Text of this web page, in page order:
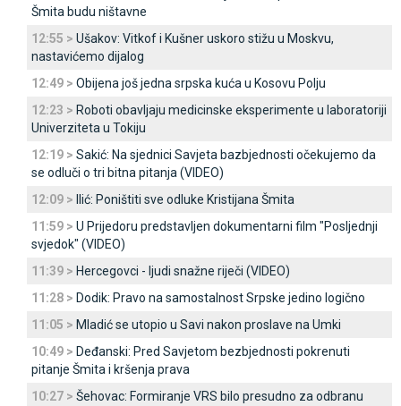
Šmita budu ništavne
12:55 > Ušakov: Vitkof i Kušner uskoro stižu u Moskvu,
nastavićemo dijalog
12:49 > Obijena još jedna srpska kuća u Kosovu Polju
12:23 > Roboti obavljaju medicinske eksperimente u laboratoriji
Univerziteta u Tokiju
12:19 > Sakić: Na sjednici Savjeta bazbjednosti očekujemo da
se odluči o tri bitna pitanja (VIDEO)
12:09 >
Ilić: Poništiti sve odluke Kristijana Šmita
11:59 > U Prijedoru predstavljen dokumentarni film "Posljednji
svjedok" (VIDEO)
11:39 > Hercegovci - ljudi snažne riječi (VIDEO)
11:28 > Dodik: Pravo na samostalnost Srpske jedino logično
11:05 > Mladić se utopio u Savi nakon proslave na Umki
10:49 > Deđanski: Pred Savjetom bezbjednosti pokrenuti
pitanje Šmita i kršenja prava
10:27 > Šehovac: Formiranje VRS bilo presudno za odbranu